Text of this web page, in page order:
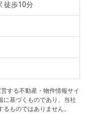
中古
一戸
建て
相
談
西）
役員一
覧
徒歩10分
する不動産・物件情報サイ
に基づくものであり、当社
ものではありません。